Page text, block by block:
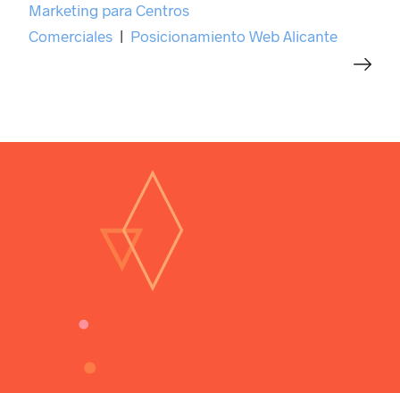
Marketing para Centros
Comerciales | Posicionamiento Web Alicante